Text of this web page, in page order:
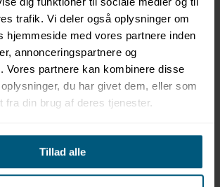
trafik. Vi deler også oplysninger om
hjemmeside med vores partnere inden
annonceringspartnere og
Vores partnere kan kombinere disse
du har givet dem, eller som
fra din brug af deres tjenester.
Tillad alle
4,50 m
solcelledrevet trykmåler, som
at aflæse, om modulet har det rette
sammen medAquaglide El Jefe TR-
og Aquaglide El Jefe TR-klatrevæg